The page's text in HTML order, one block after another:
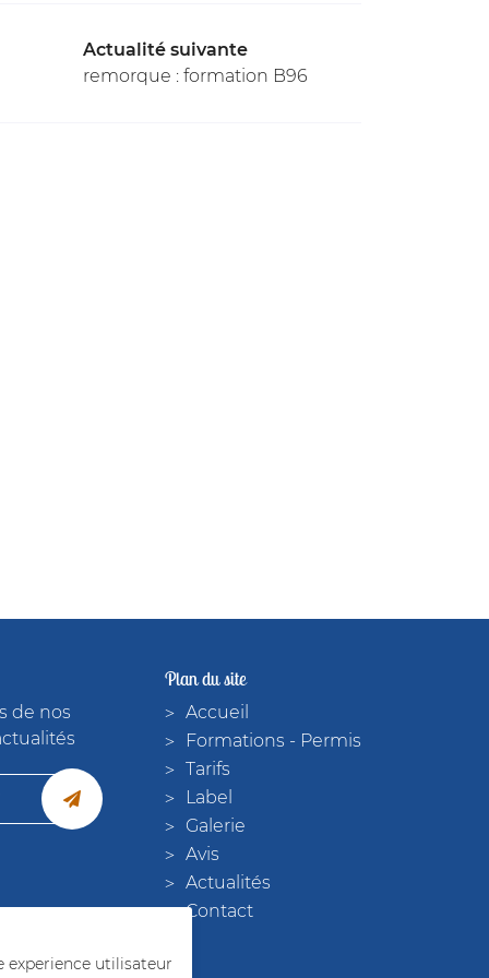
Actualité suivante
remorque : formation B96
de nos
Plan du site
Accueil
Formations - Permis
Tarifs
Label
Galerie
Avis
Actualités
Contact
experience utilisateur